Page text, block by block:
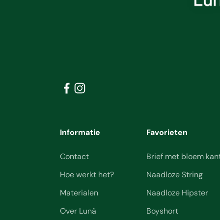
Informatie
Contact
Hoe werkt het?
Materialen
Over Lunã
Favorieten
Brief met bloem
Naadloze String
Naadloze Hipster
Boyshort